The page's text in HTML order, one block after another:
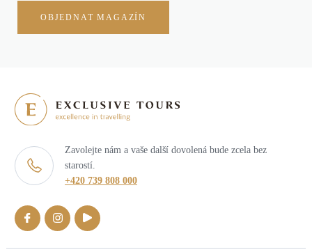
OBJEDNAT MAGAZÍN
Zavolejte nám a vaše další dovolená bude zcela bez
starostí.
+420 739 808 000